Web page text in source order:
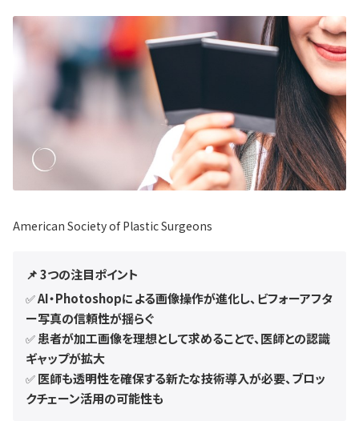
American Society of Plastic Surgeons
📌 3つの注目ポイント
✅AI・Photoshopによる画像操作が進化し、ビフォーアフタ
ー写真の信頼性が揺らぐ
✅ 患者が加工画像を理想として求めることで、医師との認識
ギャップが拡大
✅ 医師も透明性を確保する新たな技術導入が必要、ブロッ
クチェーン活用の可能性も